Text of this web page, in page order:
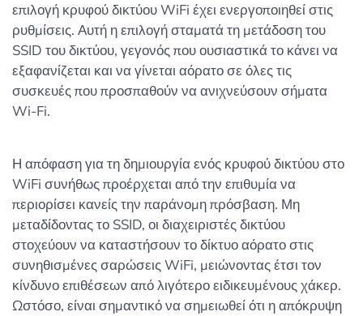
επιλογή κρυφού δικτύου WiFi έχει ενεργοποιηθεί στις
ρυθμίσεις. Αυτή η επιλογή σταματά τη μετάδοση του
SSID του δικτύου, γεγονός που ουσιαστικά το κάνει να
εξαφανίζεται και να γίνεται αόρατο σε όλες τις
συσκευές που προσπαθούν να ανιχνεύσουν σήματα
Wi-Fi.
Η απόφαση για τη δημιουργία ενός κρυφού δικτύου στο
WiFi συνήθως προέρχεται από την επιθυμία να
περιορίσει κανείς την παράνομη πρόσβαση. Μη
μεταδίδοντας το SSID, οι διαχειριστές δικτύου
στοχεύουν να καταστήσουν το δίκτυο αόρατο στις
συνηθισμένες σαρώσεις WiFi, μειώνοντας έτσι τον
κίνδυνο επιθέσεων από λιγότερο ειδικευμένους χάκερ.
Ωστόσο, είναι σημαντικό να σημειωθεί ότι η απόκρυψη